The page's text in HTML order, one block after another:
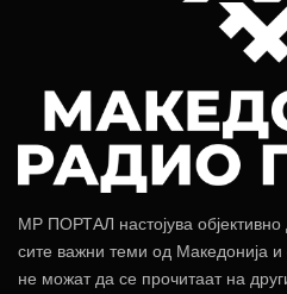
МР ПОРТАЛ настојува
сите важни теми од Македонија
не можат да се прочитаат на